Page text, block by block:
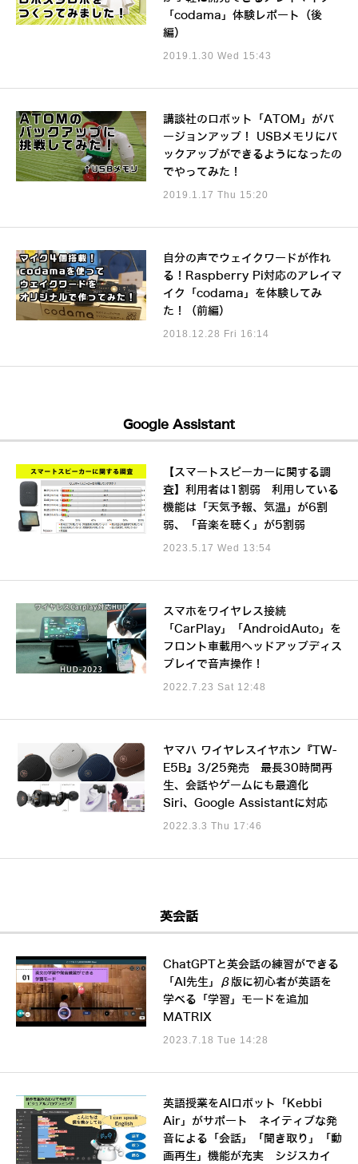
「codama」体験レポート（後
編）
2019.1.30 Wed 15:43
講談社のロボット「ATOM」がバ
ージョンアップ！ USBメモリにバ
ックアップができるようになったの
でやってみた！
2019.1.17 Thu 15:20
自分の声でウェイクワードが作れ
る！Raspberry Pi対応のアレイマ
イク「codama」を体験してみ
た！（前編）
2018.12.28 Fri 16:14
Google Assistant
【スマートスピーカーに関する調
査】利用者は1割弱 利用している
機能は「天気予報、気温」が6割
弱、「音楽を聴く」が5割弱
2023.5.17 Wed 13:54
スマホをワイヤレス接続
「CarPlay」「AndroidAuto」を
フロント車載用ヘッドアップディス
プレイで音声操作！
2022.7.23 Sat 12:48
ヤマハ ワイヤレスイヤホン『TW-
E5B』3/25発売 最長30時間再
生、会話やゲームにも最適化
Siri、Google Assistantに対応
2022.3.3 Thu 17:46
英会話
ChatGPTと英会話の練習ができる
「AI先生」β版に初心者が英語を
学べる「学習」モードを追加
MATRIX
2023.7.18 Tue 14:28
英語授業をAIロボット「Kebbi
Air」がサポート ネイティブな発
音による「会話」「聞き取り」「動
画再生」機能が充実 シジスカイ